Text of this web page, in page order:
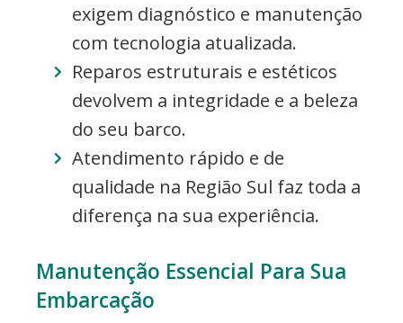
exigem diagnóstico e manutenção
com tecnologia atualizada.
Reparos estruturais e estéticos
devolvem a integridade e a beleza
do seu barco.
Atendimento rápido e de
qualidade na Região Sul faz toda a
diferença na sua experiência.
Manutenção Essencial Para Sua
Embarcação